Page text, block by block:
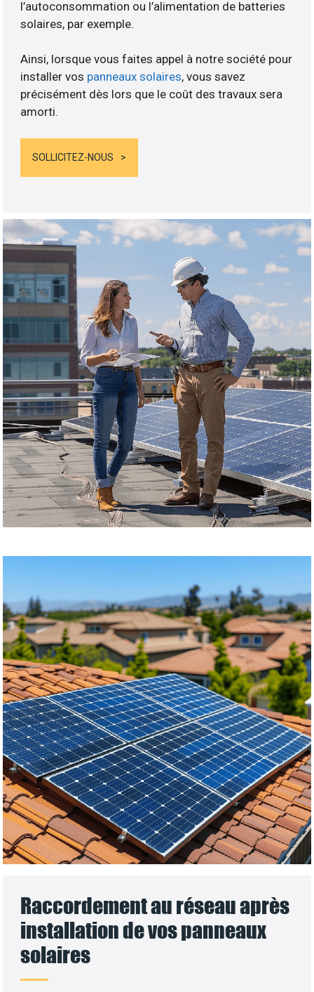
l’autoconsommation ou l’alimentation de batteries
solaires, par exemple.
Ainsi, lorsque vous faites appel à notre société pour
installer vos panneaux solaires, vous savez
précisément dès lors que le coût des travaux sera
amorti.
SOLLICITEZ-NOUS
Raccordement au réseau après
installation de vos panneaux
solaires